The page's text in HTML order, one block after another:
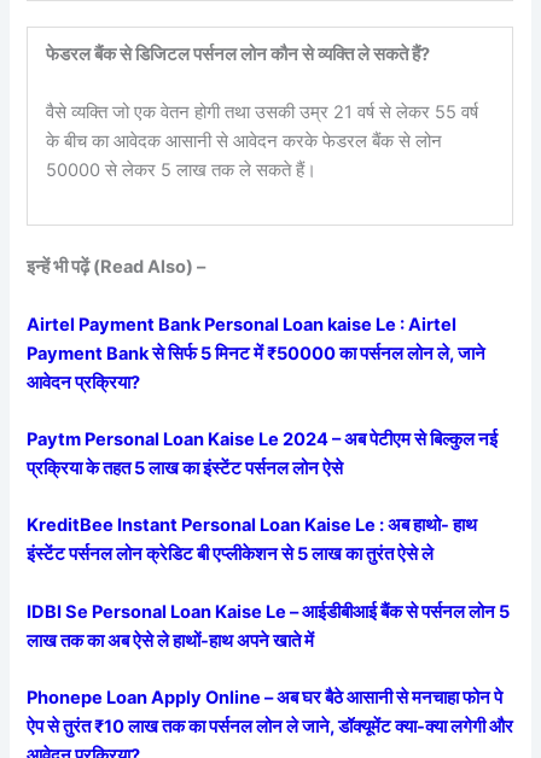
फेडरल बैंक से डिजिटल पर्सनल लोन कौन से व्यक्ति ले सकते हैं?
वैसे व्यक्ति जो एक वेतन होगी तथा उसकी उम्र 21 वर्ष से लेकर 55 वर्ष
के बीच का आवेदक आसानी से आवेदन करके फेडरल बैंक से लोन
50000 से लेकर 5 लाख तक ले सकते हैं।
इन्हें भी पढ़ें (Read Also) –
Airtel Payment Bank Personal Loan kaise Le : Airtel
Payment Bank से सिर्फ 5 मिनट में ₹50000 का पर्सनल लोन ले, जाने
आवेदन प्रक्रिया?
Paytm Personal Loan Kaise Le 2024 – अब पेटीएम से बिल्कुल नई
प्रक्रिया के तहत 5 लाख का इंस्टेंट पर्सनल लोन ऐसे
KreditBee Instant Personal Loan Kaise Le : अब हाथो- हाथ
इंस्टेंट पर्सनल लोन क्रेडिट बी एप्लीकेशन से 5 लाख का तुरंत ऐसे ले
IDBI Se Personal Loan Kaise Le – आईडीबीआई बैंक से पर्सनल लोन 5
लाख तक का अब ऐसे ले हाथों-हाथ अपने खाते में
Phonepe Loan Apply Online – अब घर बैठे आसानी से मनचाहा फोन पे
ऐप से तुरंत ₹10 लाख तक का पर्सनल लोन ले जाने, डॉक्यूमेंट क्या-क्या लगेगी और